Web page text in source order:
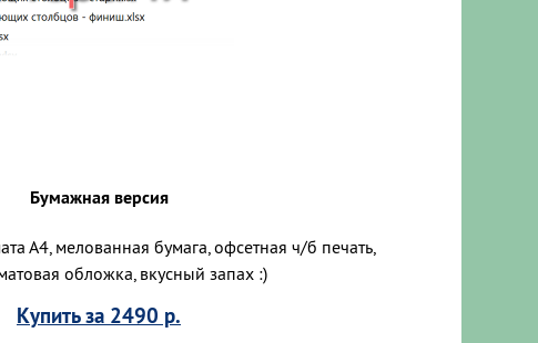
Бумажная версия
А4, мелованная бумага, офсетная ч/б печать,
обложка, вкусный запах :)
Купить за 2490 р.